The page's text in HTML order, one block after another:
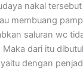
nakal
membuang
saluran wc
dari itu
dengan